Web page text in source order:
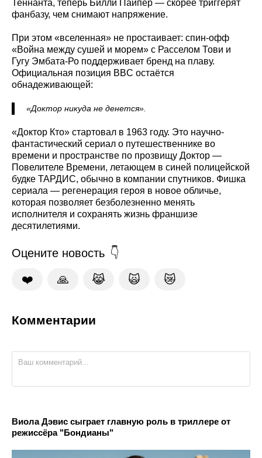
Теннанта, теперь Билли Пайпер — скорее триггерят
фанбазу, чем снимают напряжение.
При этом «вселенная» не простаивает: спин-офф
«Война между сушей и морем» с Расселом Тови и
Гугу Эмбата-Ро поддерживает бренд на плаву.
Официальная позиция BBC остаётся
обнадеживающей:
«Доктор никуда не денется».
«Доктор Кто» стартовал в 1963 году. Это научно-
фантастический сериал о путешественнике во
времени и пространстве по прозвищу Доктор —
Повелителе Времени, летающем в синей полицейской
будке ТАРДИС, обычно в компании спутников. Фишка
сериала — регенерация героя в новое обличье,
которая позволяет безболезненно менять
исполнителя и сохранять жизнь франшизе
десятилетиями.
Оцените новость
❤️ 🙏 😹 🙀 😿
Комментарии
Виола Дэвис сыграет главную роль в триллере от
режиссёра "Бондианы"